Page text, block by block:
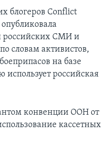
блогеров Conflict
российских СМИ и
словам активистов,
на базе
российская
конвенции ООН от
кассетных